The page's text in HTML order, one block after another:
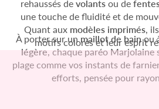
rehaussés devolantsou de
une touche de fluidité et de
Quant aux modèles imprimés,
motifs colorés et leur esprit
À porter sur unmaillot de bainou
légère, chaque paréo Marjolaine
plage comme vos instants de
efforts, pensée pour